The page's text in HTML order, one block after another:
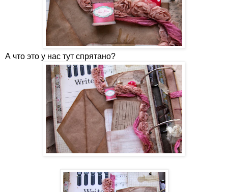
А что это у нас тут спрятано?